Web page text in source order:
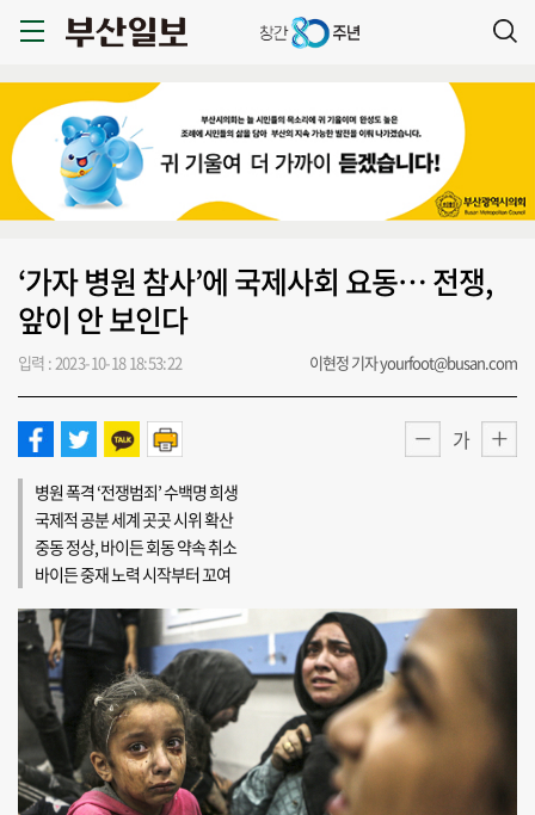
‘가자 병원 참사’에 국제사회 요동… 전쟁,
앞이 안 보인다
입력 : 2023-10-18 18:53:22 이현정 기자 yourfoot@busan.com
가
병원 폭격 ‘전쟁범죄’ 수백명 희생
국제적 공분 세계 곳곳 시위 확산
중동 정상, 바이든 회동 약속 취소
바이든 중재 노력 시작부터 꼬여